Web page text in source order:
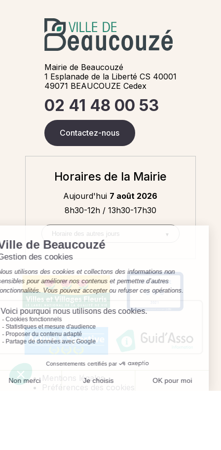
Mairie de Beaucouzé
1 Esplanade de la Liberté CS 40001
49071 BEAUCOUZE Cedex
02 41 48 00 53
Contactez-nous
Horaires de la Mairie
Aujourd'hui 7 août 2026
8h30-12h / 13h30-17h30
Mentions légales
Préférences des cookies